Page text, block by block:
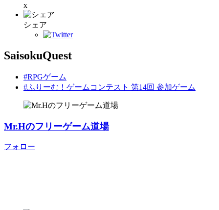
x
シェア
SaisokuQuest
#RPGゲーム
#ふりーむ！ゲームコンテスト 第14回 参加ゲーム
Mr.Hのフリーゲーム道場
フォロー